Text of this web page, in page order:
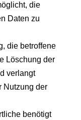
die
Daten zu
die betroffene
Löschung der
verlangt
Nutzung der
benötigt